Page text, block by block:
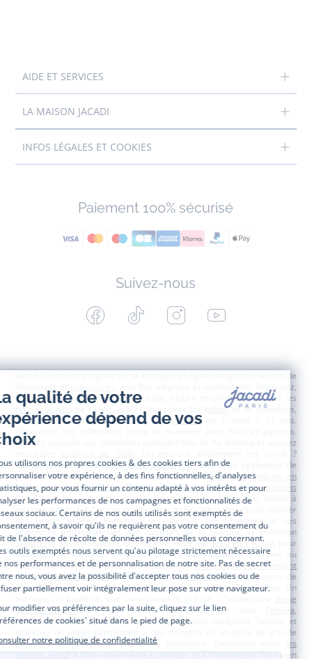
AIDE ET SERVICES
LA MAISON JACADI
INFOS LÉGALES ET COOKIES
Paiement 100% sécurisé
Suivez-nous
Facebook Tiktok InstagramYoutube
Jacadi Paris vous propose sur sa boutique en ligne une grande variété de
, à la fois élégants et intemporels. Retrouvez,
entre autres, nos collections de body, blouse et combinaison pour les
nouveaux-nés
, de t-shirt, pull et short pour les bébéset de pantalons,
chaussettes et accessoires pour les enfantsde 1 mois à 12 ans.
Découvrez nos collections mode et tendance pour filles et garçons.
Profitez aussi de nos collections spéciales fête de fin d’année et trouvez
. Un heureux événement est arrivé ?
Retrouvez nos idéescadeaux de naissance. Bénéficiez également de
prix réduits avec nos collections spéciales devêtements enfants en
soldes et de notrecollection Outlettoute l’année. Guettez lespromotions
Prix Doux, une opération spéciale Jacadi avec des vêtements enfant à
prix tout ronds. Adhérez au programme de Fidélité Jacadi afin de profiter
ventes privées. Retrouvez la collection Les Essentiels et ses
vêtements emblématiques aux couleurs de la marque, la collection
Sport Chic aussi innovante qu'élégante, ainsi queles Petits tricots
pour
compléter le vestiaire de bébé. Pour passer l’automne et l’hiver au
chaud, Jacadi vous propose une collection demanteaux bébé et enfant
et dechaussures d'hiver. Pendant lesJolis Jours, c’est l’occasion de
retrouver la nouvelle collection Jacadi bébé et enfant à prix doux. Un
tenue
de cérémoniepour votre enfant. Retrouvez les sacs Tohana,
confectionnés en partenariat avec l'Association malgache Tohana et
soutenez un projet permettant à des mamans en situation de grande
précarité d’apprendre le métier de couturière. Découvrez aussi
les
patrons Jacadi à faire vous-même à partager et à transmettre. Pour bien